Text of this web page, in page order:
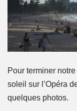
Pour terminer
soleil sur l’Opéra
quelques photos.